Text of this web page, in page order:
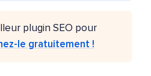
plugin SEO pour
le gratuitement !